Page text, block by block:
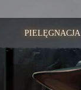
PIELĘGNACJA